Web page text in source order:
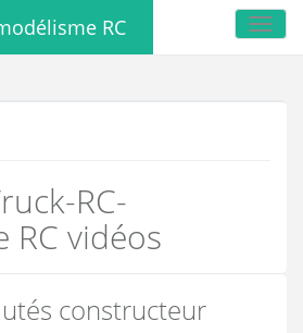
RC
RC-
RC vidéos
constructeur